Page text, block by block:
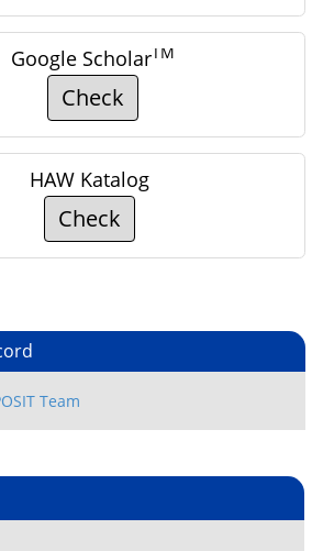
Google ScholarTM
Check
HAW Katalog
Check